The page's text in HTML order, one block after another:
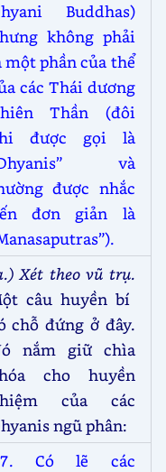
Buddhas)
không phải
một phần của thể
các Thái dương
Thần (đôi
được gọi là
và
được nhắc
đơn giản là
Xét theo vũ trụ.
câu huyền bí
chỗ đứng ở đây.
nắm giữ chìa
cho huyền
của các
ngũ phân:
Có lẽ các